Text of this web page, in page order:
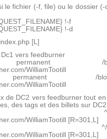
le fichier (-f, file) ou le dossier (-
!-f
!-d
[L]
vers feedburner
/blog/
WilliamTootill
/blog/
WilliamTootill
de DC2 vers feedburner tout
des tags et des billets sur DC2
^/feed/
WilliamTootill [R=301,L]
^/feed/
WilliamTootill [R=301,L]